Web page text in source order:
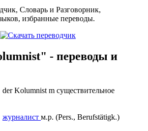
Словарь и Разговорник,
избранные переводы.
- переводы и
derKolumnist m существительное
журналист м.р. (Pers., Berufstätigk.)